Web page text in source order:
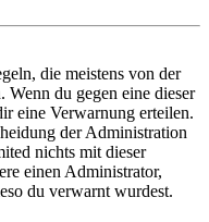
die meistens von der
du gegen eine dieser
eine Verwarnung erteilen.
der Administration
nichts mit dieser
einen Administrator,
du verwarnt wurdest.